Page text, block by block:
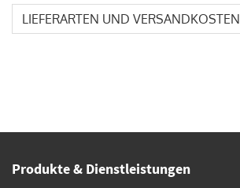
LIEFERARTEN UND VERSANDKOSTEN
Produkte & Dienstleistungen